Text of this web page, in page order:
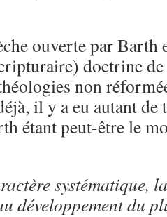
ouverte par Barth
doctrine
non
il y a eu autant de
étant peut-être le
systématique,
développement du